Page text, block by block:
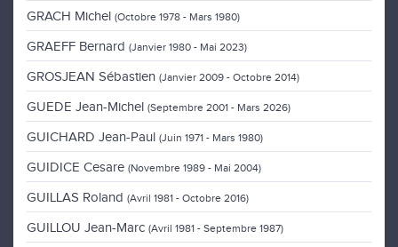
GRACH Michel (Octobre 1978 - Mars 1980)
GRAEFF Bernard (Janvier 1980 - Mai 2023)
GROSJEAN Sébastien (Janvier 2009 - Octobre 2014)
GUEDE Jean-Michel (Septembre 2001 - Mars 2026)
GUICHARD Jean-Paul (Juin 1971 - Mars 1980)
GUIDICE Cesare (Novembre 1989 - Mai 2004)
GUILLAS Roland (Avril 1981 - Octobre 2016)
GUILLOU Jean-Marc (Avril 1981 - Septembre 1987)